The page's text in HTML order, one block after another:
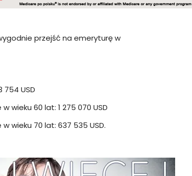
przejść na emeryturę w
USD
wieku 60 lat: 1 275 070 USD
wieku 70 lat: 637 535 USD.